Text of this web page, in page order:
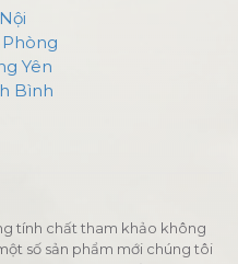
Yên
Bình
tính chất tham khảo không
số sản phẩm mới chúng tôi